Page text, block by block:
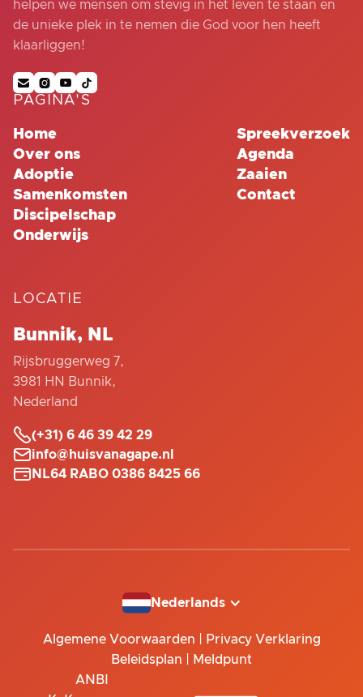
helpen we mensen om stevig in het leven te staan en
de unieke plek in te nemen die God voor hen heeft
klaarliggen!
   
PAGINA'S
Home
Over ons
Adoptie
Samenkomsten
Discipelschap
Onderwijs
Spreekverzoek
Agenda
Zaaien
Contact
LOCATIE
Bunnik, NL
Rijsbruggerweg 7,
3981 HN Bunnik,
Nederland
(+31) 6 46 39 42 29
info@huisvanagape.nl
 NL64 RABO 0386 8425 66
Nederlands
Algemene Voorwaarden
Privacy Verklaring
Beleidsplan
Meldpunt
ANBI